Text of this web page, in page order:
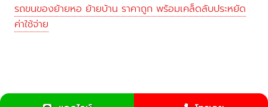
รถขนของย้ายหอ ย้ายบ้าน ราคาถูก พร้อมเคล็ดลับประหยัด
ค่าใช้จ่าย